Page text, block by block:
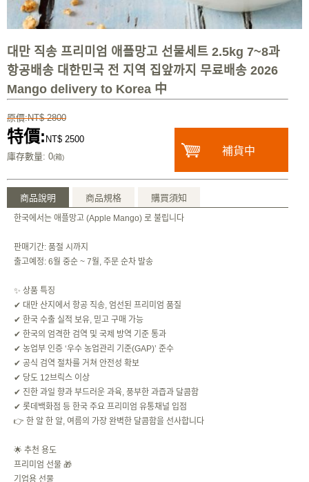
대만 직송 프리미엄 애플망고 선물세트 2.5kg 7~8과
항공배송 대한민국 전 지역 집앞까지 무료배송 2026
Mango delivery to Korea 中
原價:NT$ 2800
特價: NT$ 2500
庫存數量: 0(箱)
補貨中
商品說明 商品規格 購買須知
한국에서는 애플망고 (Apple Mango) 로 불립니다
판매기간: 품절 시까지
출고예정: 6월 중순 ~ 7월, 주문 순차 발송
✨ 상품 특징
✔ 대만 산지에서 항공 직송, 엄선된 프리미엄 품질
✔ 한국 수출 실적 보유, 믿고 구매 가능
✔ 한국의 엄격한 검역 및 국제 방역 기준 통과
✔ 농업부 인증 ‘우수 농업관리 기준(GAP)’ 준수
✔ 공식 검역 절차를 거쳐 안전성 확보
✔ 당도 12브릭스 이상
✔ 진한 과일 향과 부드러운 과육, 풍부한 과즙과 달콤함
✔ 롯데백화점 등 한국 주요 프리미엄 유통채널 입점
👉 한 알 한 알, 여름의 가장 완벽한 달콤함을 선사합니다
🌟 추천 용도
프리미엄 선물 🎁
기업용 선물